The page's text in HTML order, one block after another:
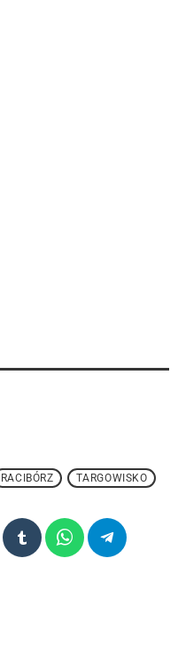
RACIBÓRZ TARGOWISKO